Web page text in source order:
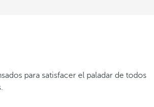
para satisfacer el paladar de todos